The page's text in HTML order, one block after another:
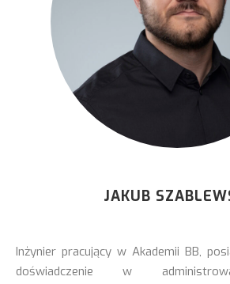
JAKUB
Inżynier pracujący w Akademii BB,
doświadczenie w